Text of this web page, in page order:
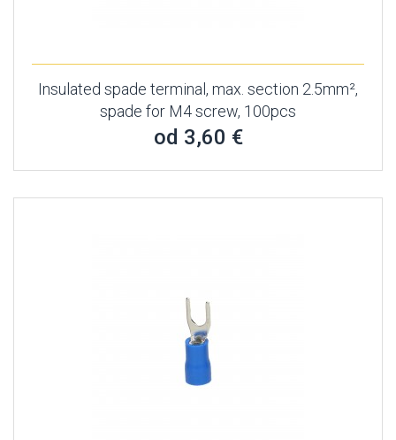
Insulated spade terminal, max. section 2.5mm²,
spade for M4 screw, 100pcs
od 3,60 €